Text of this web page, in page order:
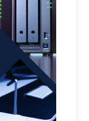
kada
vidom ili
a danas su